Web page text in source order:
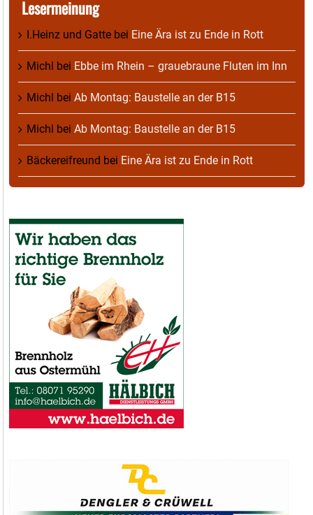
Lesermeinung
I.Heinz und Gatte bei Eine Ära ist zu Ende in Rott
Michl bei Ebbe im Rhein – grauebraune Fluten im Inn
Michl bei Ab Montag: Baustelle an der B15
Michl bei Ab Montag: Baustelle an der B15
Bäckereifreund bei Eine Ära ist zu Ende in Rott